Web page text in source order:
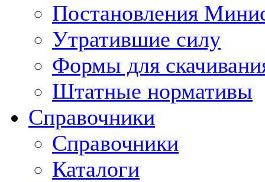
Постановления
Утратившие силу
Формы для
Штатные нормативы
Справочники
Справочники
Каталоги